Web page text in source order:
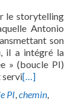
le storytelling
Antonio
son
il a intégré la
» (boucle PI)
servi[…]
PI,chemin,